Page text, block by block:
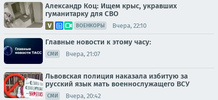
Александр Коц: Ищем крыс, укравших
гуманитарку для СВО
ВОЕНКОРЫ Вчера, 22:10
Главные новости к этому часу:
СМИ Вчера, 21:07
Львовская полиция наказала избитую за
русский язык мать военнослужащего ВСУ
СМИ Вчера, 20:42